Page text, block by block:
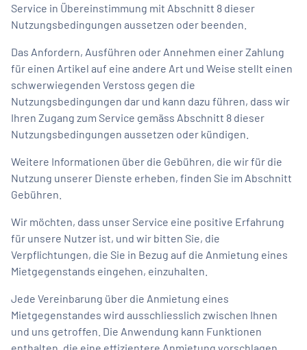
Service in Übereinstimmung mit Abschnitt 8 dieser
Nutzungsbedingungen aussetzen oder beenden.
Das Anfordern, Ausführen oder Annehmen einer Zahlung
für einen Artikel auf eine andere Art und Weise stellt einen
schwerwiegenden Verstoss gegen die
Nutzungsbedingungen dar und kann dazu führen, dass wir
Ihren Zugang zum Service gemäss Abschnitt 8 dieser
Nutzungsbedingungen aussetzen oder kündigen.
Weitere Informationen über die Gebühren, die wir für die
Nutzung unserer Dienste erheben, finden Sie im Abschnitt
Gebühren.
Wir möchten, dass unser Service eine positive Erfahrung
für unsere Nutzer ist, und wir bitten Sie, die
Verpflichtungen, die Sie in Bezug auf die Anmietung eines
Mietgegenstands eingehen, einzuhalten.
Jede Vereinbarung über die Anmietung eines
Mietgegenstandes wird ausschliesslich zwischen Ihnen
und uns getroffen. Die Anwendung kann Funktionen